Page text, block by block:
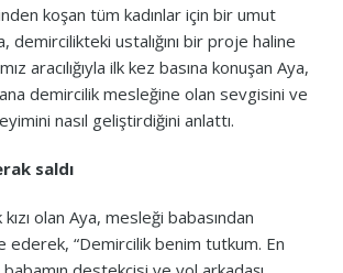
koşan tüm kadınlar için bir umut
demircilikteki ustalığını bir proje haline
aracılığıyla ilk kez basına konuşan Aya,
demircilik mesleğine olan sevgisini ve
nasıl geliştirdiğini anlattı.
saldı
olan Aya, mesleği babasından
ederek, “Demircilik benim tutkum. En